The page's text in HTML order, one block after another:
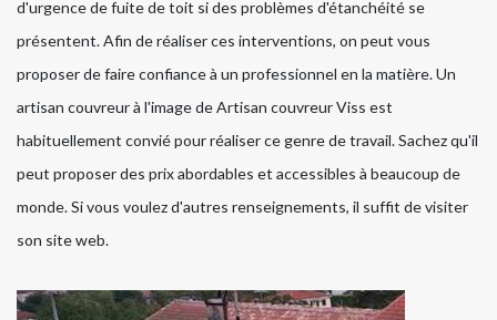
d'urgence de fuite de toit si des problèmes d'étanchéité se
présentent. Afin de réaliser ces interventions, on peut vous
proposer de faire confiance à un professionnel en la matière. Un
artisan couvreur à l'image de Artisan couvreur Viss est
habituellement convié pour réaliser ce genre de travail. Sachez qu'il
peut proposer des prix abordables et accessibles à beaucoup de
monde. Si vous voulez d'autres renseignements, il suffit de visiter
son site web.